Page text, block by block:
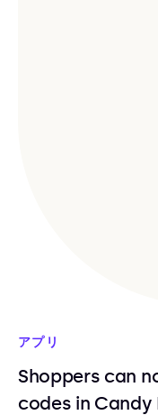
アプリ
Shoppers can
codes in